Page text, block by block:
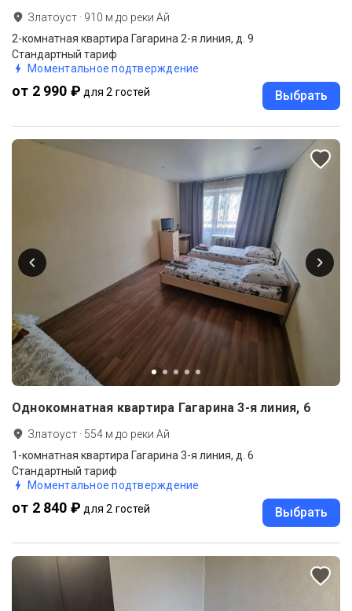
Златоуст · 910 м до реки Ай
2-комнатная квартира Гагарина 2-я линия, д. 9
Стандартный тариф
Моментальное подтверждение
от 2 990 ₽ для 2 гостей Выбрать
Однокомнатная квартира Гагарина 3-я линия, 6
Златоуст · 554 м до реки Ай
1-комнатная квартира Гагарина 3-я линия, д. 6
Стандартный тариф
Моментальное подтверждение
от 2 840 ₽ для 2 гостей Выбрать